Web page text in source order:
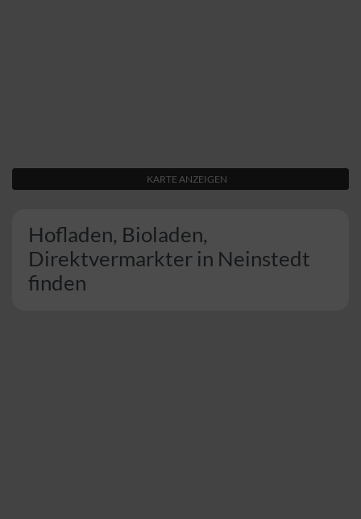
KARTE ANZEIGEN
Hofladen, Bioladen,
Direktvermarkter in Neinstedt
finden